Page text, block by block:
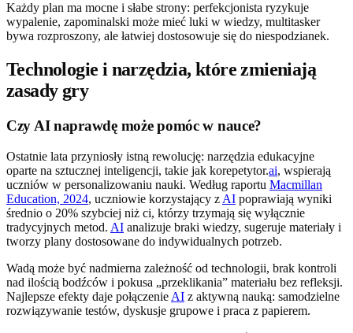
Każdy plan ma mocne i słabe strony: perfekcjonista ryzykuje
wypalenie, zapominalski może mieć luki w wiedzy, multitasker
bywa rozproszony, ale łatwiej dostosowuje się do niespodzianek.
Technologie i narzędzia, które zmieniają
zasady gry
Czy AI naprawdę może pomóc w nauce?
Ostatnie lata przyniosły istną rewolucję: narzędzia edukacyjne
oparte na sztucznej inteligencji, takie jak korepetytor.ai, wspierają
uczniów w personalizowaniu nauki. Według raportu Macmillan
Education, 2024, uczniowie korzystający z AI poprawiają wyniki
średnio o 20% szybciej niż ci, którzy trzymają się wyłącznie
tradycyjnych metod. AI analizuje braki wiedzy, sugeruje materiały i
tworzy plany dostosowane do indywidualnych potrzeb.
Wadą może być nadmierna zależność od technologii, brak kontroli
nad ilością bodźców i pokusa „przeklikania” materiału bez refleksji.
Najlepsze efekty daje połączenie AI z aktywną nauką: samodzielne
rozwiązywanie testów, dyskusje grupowe i praca z papierem.